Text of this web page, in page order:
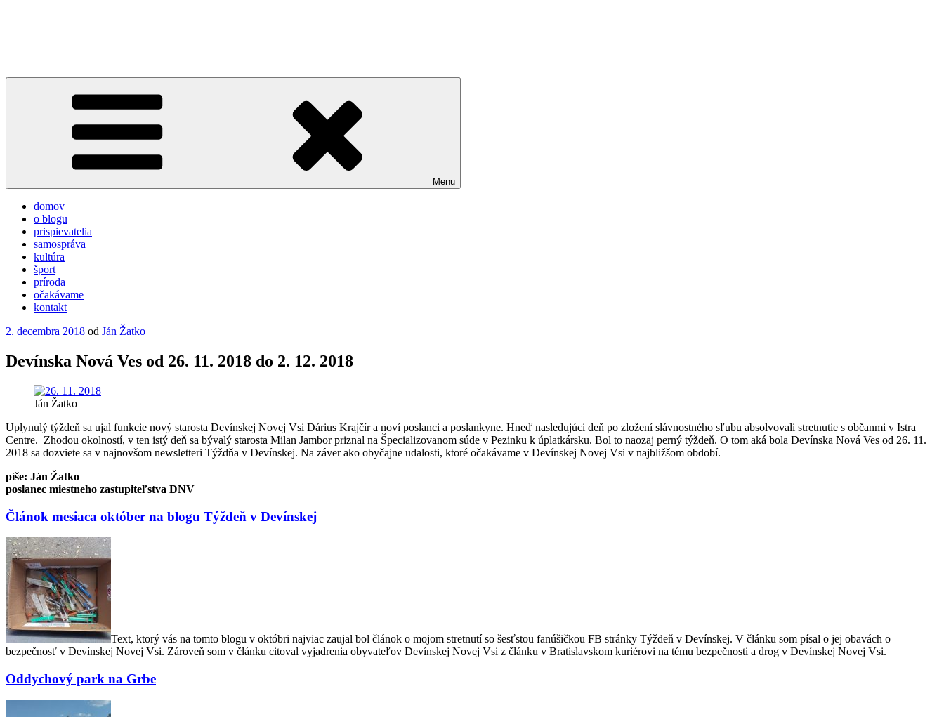
Menu
domov
o blogu
prispievatelia
samospráva
kultúra
šport
príroda
očakávame
kontakt
Publikované
2. decembra 2018 od Ján Žatko
Devínska Nová Ves od 26. 11. 2018 do 2. 12. 2018
Ján Žatko
Uplynulý týždeň sa ujal funkcie nový starosta Devínskej Novej Vsi Dárius Krajčír a noví poslanci a poslankyne. Hneď nasledujúci deň po zložení slávnostného sľubu absolvovali stretnutie s občanmi v Istra
Centre. Zhodou okolností, v ten istý deň sa bývalý starosta Milan Jambor priznal na Špecializovanom súde v Pezinku k úplatkársku. Bol to naozaj perný týždeň. O tom aká bola Devínska Nová Ves od 26. 11.
2018 sa dozviete sa v najnovšom newsletteri Týždňa v Devínskej. Na záver ako obyčajne udalosti, ktoré očakávame v Devínskej Novej Vsi v najbližšom období.
píše: Ján Žatko
poslanec miestneho zastupiteľstva DNV
Článok mesiaca október na blogu Týždeň v Devínskej
Text, ktorý vás na tomto blogu v októbri najviac zaujal bol článok o mojom stretnutí so šesťstou fanúšičkou FB stránky Týždeň v Devínskej. V článku som písal o jej obavách o
bezpečnosť v Devínskej Novej Vsi. Zároveň som v článku citoval vyjadrenia obyvateľov Devínskej Novej Vsi z článku v Bratislavskom kuriérovi na tému bezpečnosti a drog v Devínskej Novej Vsi.
Oddychový park na Grbe